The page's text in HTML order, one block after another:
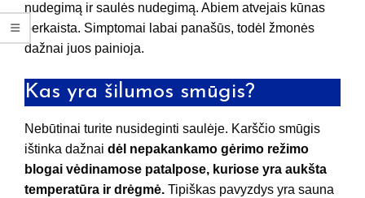
nudegimą ir saulės nudegimą. Abiem atvejais kūnas
perkaista. Simptomai labai panašūs, todėl žmonės
dažnai juos painioja.
Kas yra šilumos smūgis?
Nebūtinai turite nusideginti saulėje. Karščio smūgis
ištinka dažnai dėl nepakankamo gėrimo režimo
blogai vėdinamose patalpose, kuriose yra aukšta
temperatūra ir drėgmė. Tipiškas pavyzdys yra sauna